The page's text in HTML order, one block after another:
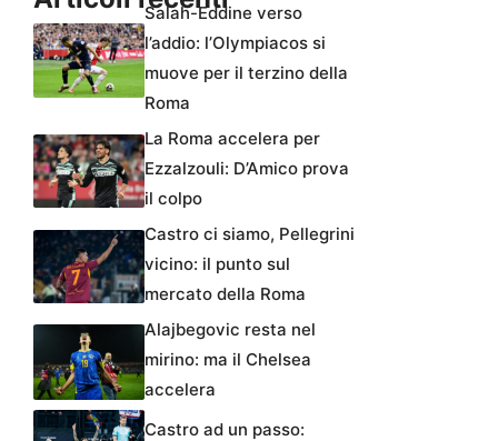
Salah-Eddine verso
l’addio: l’Olympiacos si
muove per il terzino della
Roma
La Roma accelera per
Ezzalzouli: D’Amico prova
il colpo
Castro ci siamo, Pellegrini
vicino: il punto sul
mercato della Roma
Alajbegovic resta nel
mirino: ma il Chelsea
accelera
Castro ad un passo: